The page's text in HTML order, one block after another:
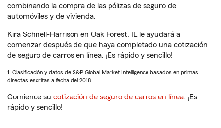
combinando la compra de las pólizas de seguro de
automóviles y de vivienda.
Kira Schnell-Harrison en Oak Forest, IL le ayudará a
comenzar después de que haya completado una cotización
de seguro de carros en línea. ¡Es rápido y sencillo!
1. Clasificación y datos de S&P Global Market Intelligence basados en primas
directas escritas a fecha del 2018.
Comience su cotización de seguro de carros en línea. ¡Es
rápido y sencillo!